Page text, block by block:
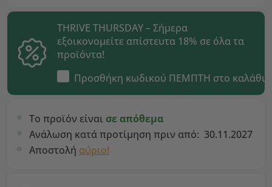
THRIVE THURSDAY – Σήμερα
εξοικονομείτε απίστευτα 18% σε όλα τα
προϊόντα!
Προσθήκη κωδικού ΠΕΜΠΤΗ στο καλάθι
Το προϊόν είναι σε απόθεμα
Ανάλωση κατά προτίμηση πριν από: 30.11.2027
Αποστολή αύριο!